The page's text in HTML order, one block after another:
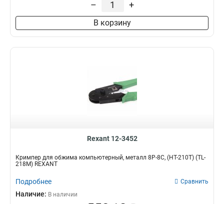
– +
В корзину
Rexant 12-3452
Кримпер для обжима компьютерный, металл 8P-8C, (HT-210T) (TL-
218M) REXANT
Подробнее Сравнить
Наличие: В наличии